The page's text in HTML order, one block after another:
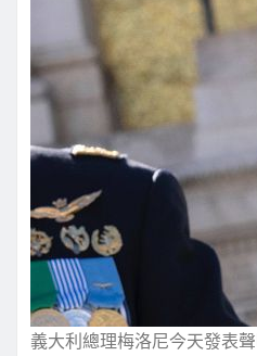
義大利總理梅洛尼今天發表